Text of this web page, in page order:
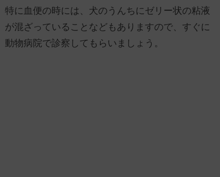
特に血便の時には、犬のうんちにゼリー状の粘液
が混ざっていることなどもありますので、すぐに
動物病院で診察してもらいましょう。